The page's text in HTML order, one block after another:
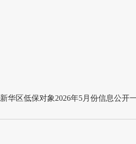
新华区低保对象2026年5月份信息公开